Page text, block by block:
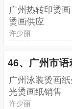
广州热转印烫
烫画供应
许少丽
46、广州市
广州泳装烫画
光烫画纸销售
许少丽